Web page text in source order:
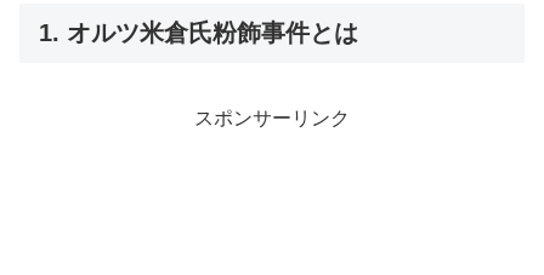
1. オルツ米倉氏粉飾事件とは
スポンサーリンク